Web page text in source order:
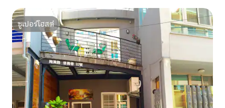
ซูเปอร์โฮสต์
ซูเปอร์โฮสต์